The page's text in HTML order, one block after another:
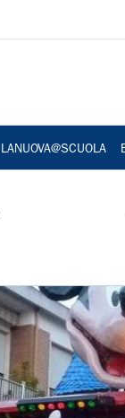
LANUOVA@SCUOLA